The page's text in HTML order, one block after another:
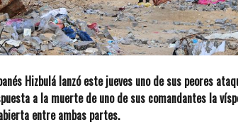
Hizbulá lanzó este jueves uno de sus peores
a la muerte de uno de sus comandantes la
entre ambas partes.